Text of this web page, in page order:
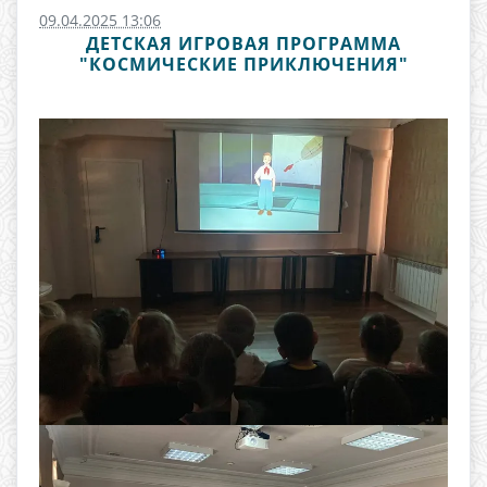
09.04.2025 13:06
ДЕТСКАЯ ИГРОВАЯ ПРОГРАММА
"КОСМИЧЕСКИЕ ПРИКЛЮЧЕНИЯ"